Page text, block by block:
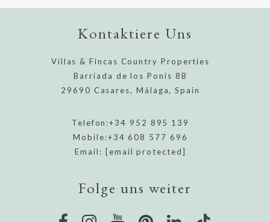
Kontaktiere Uns
Villas & Fincas Country Properties
Barriada de los Ponis 8B
29690 Casares, Málaga, Spain
Telefon:+34 952 895 139
Mobile:+34 608 577 696
Email: [email protected]
Folge uns weiter